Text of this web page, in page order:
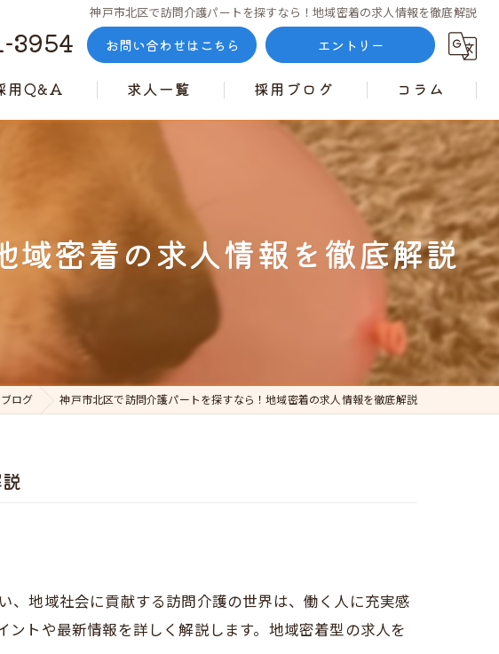
神戸市北区で訪問介護パートを探すなら！地域密着の求人情報を徹底解説
3954 お問い合わせはこちら エントリー
用Q&A 求人一覧 採用ブログ コラム
域密着の求人情報を徹底解説
ログ 神戸市北区で訪問介護パートを探すなら！地域密着の求人情報を徹底解説
、地域社会に貢献する訪問介護の世界は、働く人に充実感
トや最新情報を詳しく解説します。地域密着型の求人を